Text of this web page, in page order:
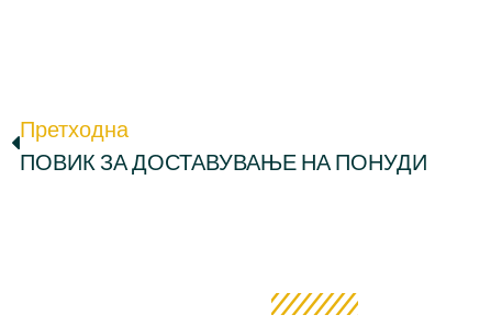
Претходна
ПОВИК ЗА ДОСТАВУВАЊЕ НА ПОНУДИ